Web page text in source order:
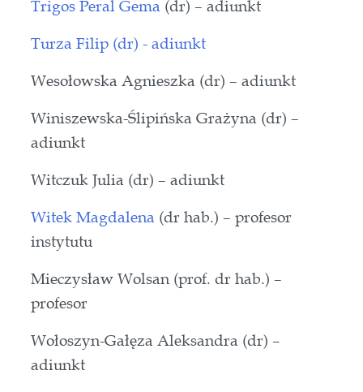
Trigos Peral Gema (dr) – adiunkt
Turza Filip (dr) - adiunkt
Wesołowska Agnieszka (dr) – adiunkt
Winiszewska-Ślipińska Grażyna (dr) –
adiunkt
Witczuk Julia (dr) – adiunkt
Witek Magdalena (dr hab.) – profesor
instytutu
Mieczysław Wolsan (prof. dr hab.) –
profesor
Wołoszyn-Gałęza Aleksandra (dr) –
adiunkt